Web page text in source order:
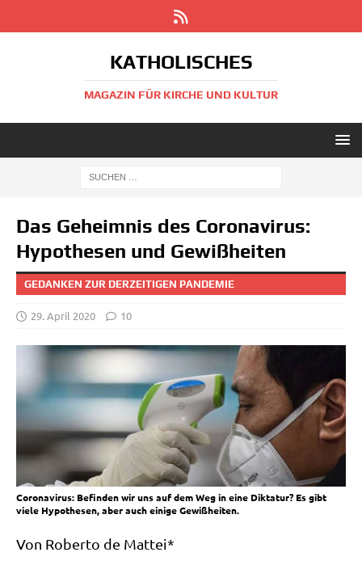
KATHOLISCHES
MAGAZIN FÜR KIRCHE UND KULTUR
Das Geheimnis des Coronavirus:
Hypothesen und Gewißheiten
GEDANKEN ZUR DERZEITIGEN PANDEMIE
29. April 2020 10
Coronavirus: Befinden wir uns auf dem Weg in eine Diktatur? Es gibt
viele Hypothesen, aber auch einige Gewißheiten.
Von Rober­to de Mattei*